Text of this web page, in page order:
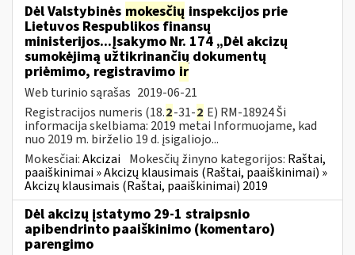
Dėl Valstybinės mokesčių inspekcijos prie
Lietuvos Respublikos finansų
ministerijos...Įsakymo Nr. 174 „Dėl akcizų
sumokėjimą užtikrinančių dokumentų
priėmimo, registravimo ir
Web turinio sąrašas 2019-06-21
Registracijos numeris (18.2-31-2 E) RM-18924 Ši
informacija skelbiama: 2019 metai Informuojame, kad
nuo 2019 m. birželio 19 d. įsigaliojo...
Mokesčiai:Akcizai Mokesčių žinyno kategorijos: Raštai,
paaiškinimai » Akcizų klausimais (Raštai, paaiškinimai) »
Akcizų klausimais (Raštai, paaiškinimai) 2019
Dėl akcizų įstatymo 29-1 straipsnio
apibendrinto paaiškinimo (komentaro)
parengimo